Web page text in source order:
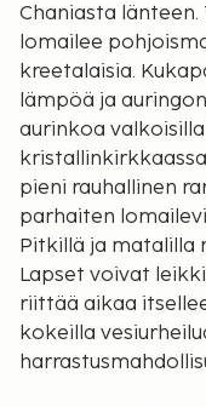
Chaniasta
lomailee
kreetalaisia.
lämpöä ja
aurinkoa
pieni rauhallinen
parhaiten
Pitkillä ja matalilla
Lapset voivat
riittää aikaa
kokeilla